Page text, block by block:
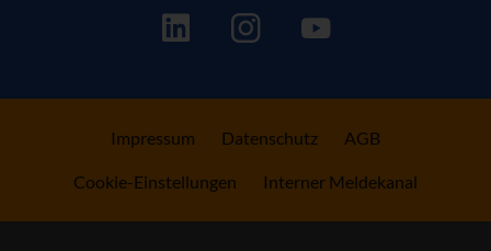
Impressum Datenschutz AGB
Cookie-Einstellungen Interner Meldekanal